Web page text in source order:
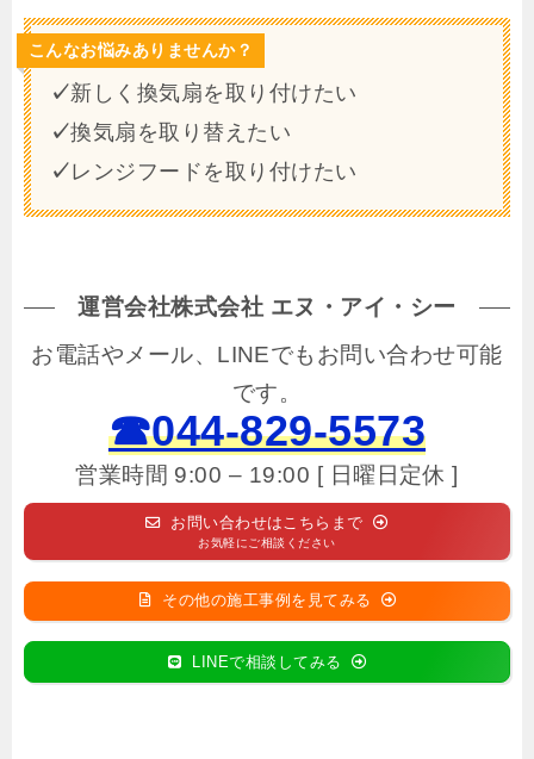
こんなお悩みありませんか？
✓新しく換気扇を取り付けたい
✓換気扇を取り替えたい
✓レンジフードを取り付けたい
運営会社株式会社 エヌ・アイ・シー
お電話やメール、LINEでもお問い合わせ可能
です。
☎044-829-5573
営業時間 9:00 – 19:00 [ 日曜日定休 ]
お問い合わせはこちらまで
お気軽にご相談ください
その他の施工事例を見てみる
LINEで相談してみる